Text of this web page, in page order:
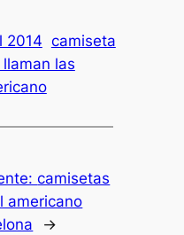
2014 camiseta
las
camisetas
americano
→